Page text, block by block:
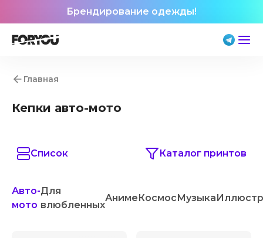
Брендирование одежды!
Главная
Кепки авто-мото
Список Каталог принтов
Авто-
мото
Для
влюбленных
АнимеКосмосМузыка